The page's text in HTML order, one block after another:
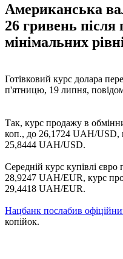
Американська
26 гривень після
мінімальних
Готівковий курс долара
п'ятницю, 19 липня,
Так, курс продажу в
коп., до 26,1724 UAH/USD,
25,8444 UAH/USD.
Середній курс купівлі
28,9247 UAH/EUR, курс
29,4418 UAH/EUR.
Нацбанк послабив
копійок.